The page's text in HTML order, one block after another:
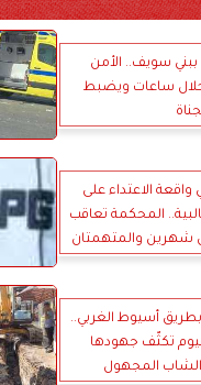
سويف.. الأمن
ساعات ويضبط
الاعتداء على
المحكمة تعاقب
شهرين والمتهمتان
بطريق أسيوط الغربي..
تكثّف جهودها
المجهول